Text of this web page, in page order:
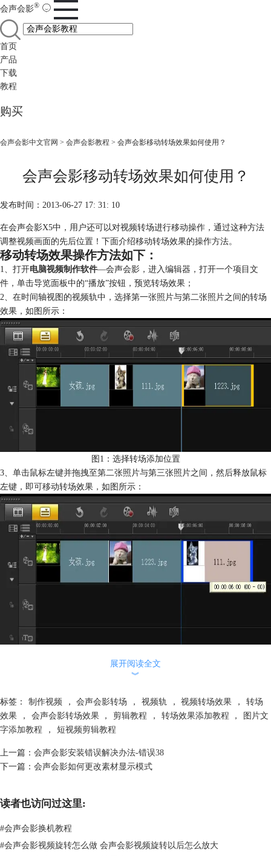
会声会影®
首页
产品
下载
教程
购买
会声会影中文官网 > 会声会影教程 > 会声会影移动转场效果如何使用？
会声会影移动转场效果如何使用？
发布时间：2013-06-27 17: 31: 10
在会声会影X5中，用户还可以对视频转场进行移动操作，通过这种方法
调整视频画面的先后位置！下面介绍移动转场效果的操作方法。
移动转场效果操作方法如下：
1、打开电脑视频制作软件—会声会影，进入编辑器，打开一个项目文
件，单击导览面板中的“播放”按钮，预览转场效果；
2、在时间轴视图的视频轨中，选择第一张照片与第二张照片之间的转场
效果，如图所示：
图1：选择转场添加位置
3、单击鼠标左键并拖拽至第二张照片与第三张照片之间，然后释放鼠标
左键，即可移动转场效果，如图所示：
最后，各位就可以单击会声会影x5导览面板中的“播放”按钮，预览移动转
以上就是关于会声会影移动转场效果如何使用？的介绍，更多会声会影使
用方法敬请关注会声会影教程。
展开阅读全文
︾
标签： 制作视频 ， 会声会影转场 ， 视频轨 ， 视频转场效果 ，
转场
效果
， 会声会影转场效果 ， 剪辑教程 ， 转场效果添加教程 ，
图片文
字添加教程
， 短视频剪辑教程
上一篇： 会声会影安装错误解决办法-错误38
下一篇： 会声会影如何更改素材显示模式
读者也访问过这里:
#会声会影换机教程
#会声会影视频旋转怎么做 会声会影视频旋转以后怎么放大